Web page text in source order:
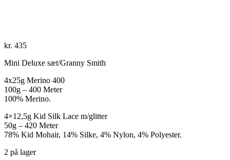
kr. 435
Mini Deluxe sæt/Granny Smith
4x25g Merino 400
100g – 400 Meter
100% Merino.
4×12,5g Kid Silk Lace m/glitter
50g – 420 Meter
78% Kid Mohair, 14% Silke, 4% Nylon, 4% Polyester.
2 på lager